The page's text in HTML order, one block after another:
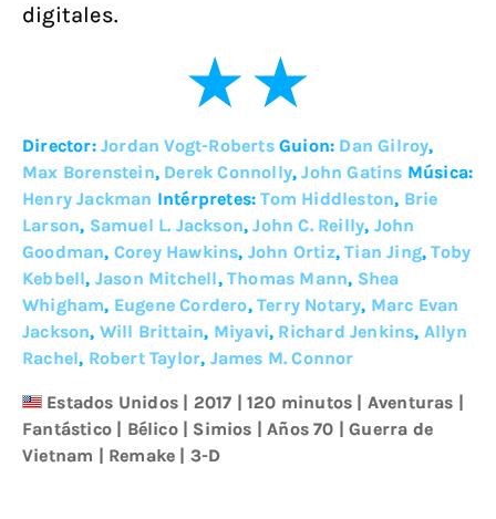
digitales.
Director: Jordan Vogt-Roberts Guion: Dan Gilroy,
Max Borenstein, Derek Connolly,John Gatins Música:
Henry Jackman Intérpretes:Tom Hiddleston, Brie
Larson, Samuel L. Jackson,John C. Reilly, John
Goodman, Corey Hawkins, John Ortiz,Tian Jing,Toby
Kebbell, Jason Mitchell,Thomas Mann, Shea
Whigham, Eugene Cordero,Terry Notary, Marc Evan
Jackson, Will Brittain, Miyavi, Richard Jenkins, Allyn
Rachel, Robert Taylor, James M. Connor
Estados Unidos | 2017 | 120 minutos | Aventuras |
Fantástico | Bélico | Simios |Años 70 |Guerra de
Vietnam | Remake | 3-D